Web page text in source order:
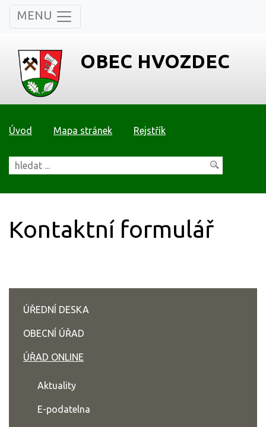
MENU
OBEC HVOZDEC
Úvod Mapa stránek Rejstřík
Kontaktní formulář
ÚŘEDNÍ DESKA
OBECNÍ ÚŘAD
ÚŘAD ONLINE
Aktuality
E-podatelna